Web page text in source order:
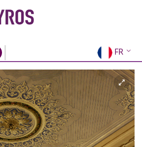
FR
EN
EL
DE
IT